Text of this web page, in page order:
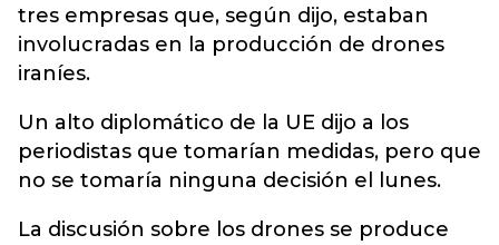
tres empresas que, según dijo, estaban
involucradas en la producción de drones
iraníes.
Un alto diplomático de la UE dijo a los
periodistas que tomarían medidas, pero que
no se tomaría ninguna decisión el lunes.
La discusión sobre los drones se produce